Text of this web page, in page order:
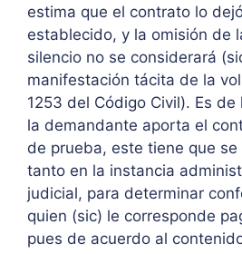
estima que el contrato lo
establecido, y la omisión de
silencio no se considerará
manifestación tácita de la
1253 del Código Civil). Es
la demandante aporta el
de prueba, este tiene que
tanto en la instancia
judicial, para determinar
quien (sic) le corresponde
pues de acuerdo al